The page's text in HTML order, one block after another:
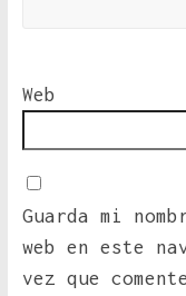
Web
Guarda mi
web en este
vez que